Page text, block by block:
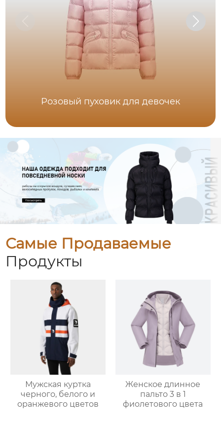
Розовый пуховик для девочек
Самые Продаваемые
Продукты
Мужская куртка
черного, белого и
оранжевого цветов
Женское длинное
пальто 3 в 1
фиолетового цвета